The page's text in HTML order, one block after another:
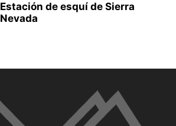
Estación de esquí de Sierra
Nevada